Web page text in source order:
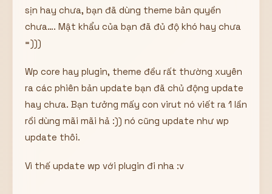
sịn hay chưa, bạn đã dùng theme bản quyền
chưa…. Mật khẩu của bạn đã đủ độ khó hay chưa
=)))
Wp core hay plugin, theme đều rất thường xuyên
ra các phiên bản update bạn đã chủ động update
hay chưa. Bạn tưởng mấy con virut nó viết ra 1 lần
rồi dùng mãi mãi hả :)) nó cũng update như wp
update thôi.
Vì thế update wp với plugin đi nha :v